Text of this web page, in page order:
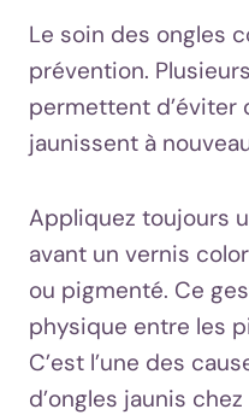
Le soin des ongles
prévention.
permettent d’éviter
jaunissent à
Appliquez toujours
avant un vernis
ou pigmenté. Ce
physique entre les
C’est l’une des
d’ongles jaunis